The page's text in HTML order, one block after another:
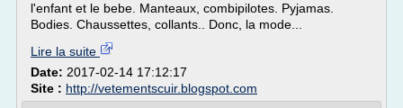
l'enfant et le bebe. Manteaux, combipilotes. Pyjamas.
Bodies. Chaussettes, collants.. Donc, la mode...
Lire la suite
Date: 2017-02-14 17:12:17
Site : http://vetementscuir.blogspot.com